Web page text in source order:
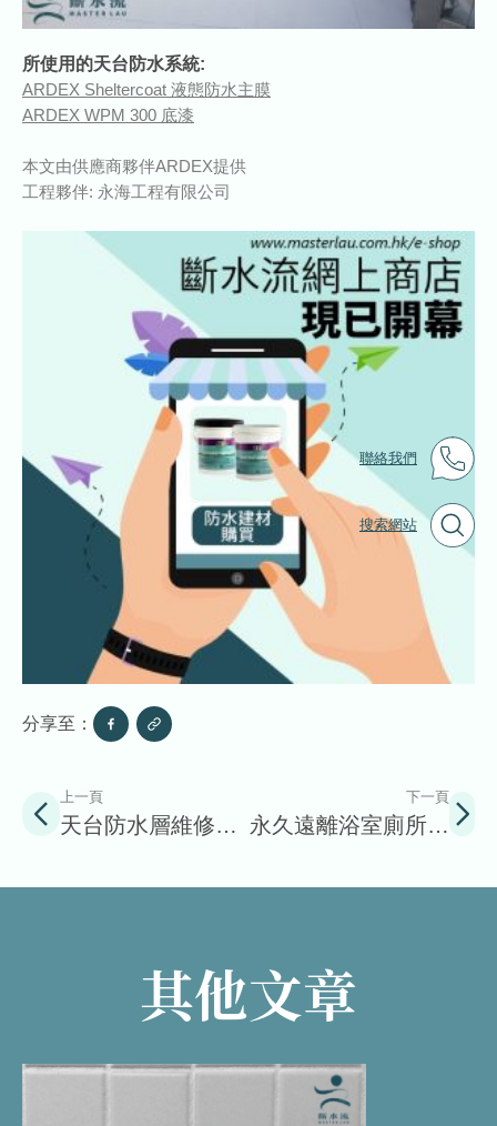
聯絡我們
搜索網站
所使用的天台防水系統:
ARDEX Sheltercoat 液態防水主膜
ARDEX WPM 300 底漆
本文由供應商夥伴ARDEX提供
工程夥伴: 永海工程有限公司
分享至：
上一頁
天台防水層維修屬
下一頁
永久遠離浴室廁所磚
其他文章